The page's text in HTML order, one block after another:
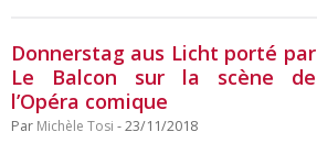
Donnerstag aus Licht porté par
Le Balcon sur la scène de
l’Opéra comique
Par Michèle Tosi - 23/11/2018